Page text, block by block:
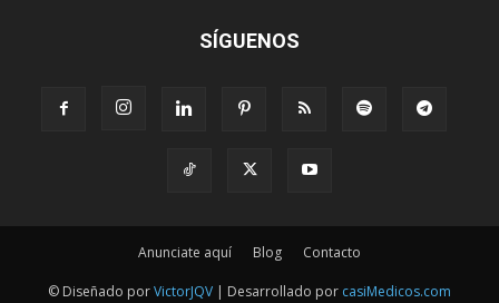
SÍGUENOS
Anunciate aquí Blog Contacto
© Diseñado porVictorJQV | Desarrollado por casiMedicos.com